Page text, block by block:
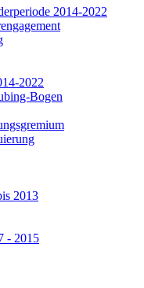
2014-2022
2022
Bogen
2013
- 2015